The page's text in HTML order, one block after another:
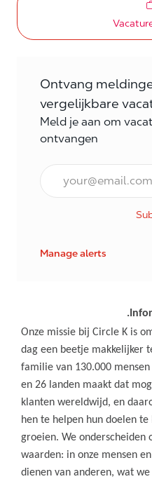
Ontvang
vergelijkbare
Meld je aan om
ontvangen
E-mail Frequentie
Manage alerts
Onze missie bij Circle K is
dag een beetje makkelijker
familie van 130.000
en 26 landen maakt dat
klanten wereldwijd, en
hen te helpen hun doelen
groeien. We onderscheiden
waarden: in onze mensen
dienen van anderen, wat